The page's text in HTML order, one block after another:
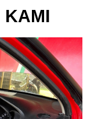
KAMI